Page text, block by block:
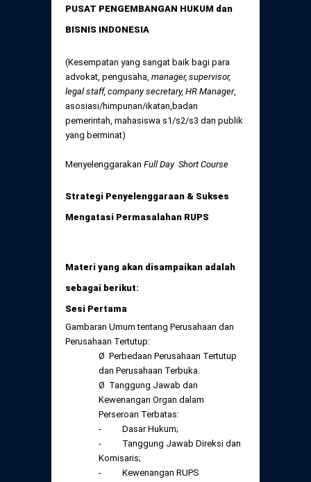
Perubahan Peraturan Perpindahan Domisili
Anggota
Daftar Perkara Dewan Kehormatan Pusat
PUSAT PENGEMBANGAN HUKUM dan
BISNIS INDONESIA
(Kesempatan yang sangat baik bagi para
advokat, pengusaha, manager, supervisor,
legal staff, company secretary, HR Manager,
asosiasi/himpunan/ikatan,badan
pemerintah, mahasiswa s1/s2/s3 dan publik
yang berminat)
Menyelenggarakan Full Day Short Course
Strategi Penyelenggaraan & Sukses
Mengatasi Permasalahan RUPS
Materi yang akan disampaikan adalah
sebagai berikut:
Sesi Pertama
Gambaran Umum tentang Perusahaan dan
Perusahaan Tertutup:
Ø Perbedaan Perusahaan Tertutup
dan Perusahaan Terbuka.
Ø Tanggung Jawab dan
Kewenangan Organ dalam
Perseroan Terbatas:
- Dasar Hukum;
- Tanggung Jawab Direksi dan
Komisaris;
- Kewenangan RUPS